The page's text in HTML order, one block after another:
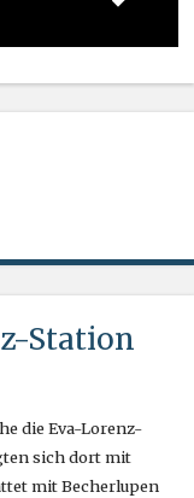
Station
die Eva-Lorenz-
sich dort mit
mit Becherlupen